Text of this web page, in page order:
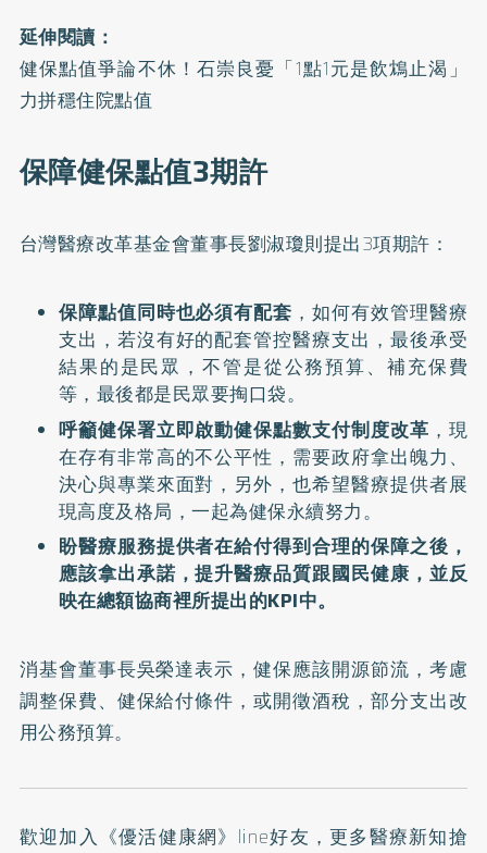
延伸閱讀：
健保點值爭論不休！石崇良憂「1點1元是飲鴆止渴」
力拼穩住院點值
保障健保點值3期許
台灣醫療改革基金會董事長劉淑瓊則提出3項期許：
保障點值同時也必須有配套 ，如何有效管理醫療
支出，若沒有好的配套管控醫療支出，最後承受
結果的是民眾，不管是從公務預算、補充保費
等，最後都是民眾要掏口袋。
呼籲健保署立即啟動健保點數支付制度改革 ，現
在存有非常高的不公平性，需要政府拿出魄力、
決心與專業來面對，另外，也希望醫療提供者展
現高度及格局，一起為健保永續努力。
盼醫療服務提供者在給付得到合理的保障之後，
應該拿出承諾，提升醫療品質跟國民健康，並反
映在總額協商裡所提出的KPI中。
消基會董事長吳榮達表示，健保應該開源節流，考慮
調整保費、健保給付條件，或開徵酒稅，部分支出改
用公務預算。
歡迎加入 《優活健康網》line好友 ，更多醫療新知搶